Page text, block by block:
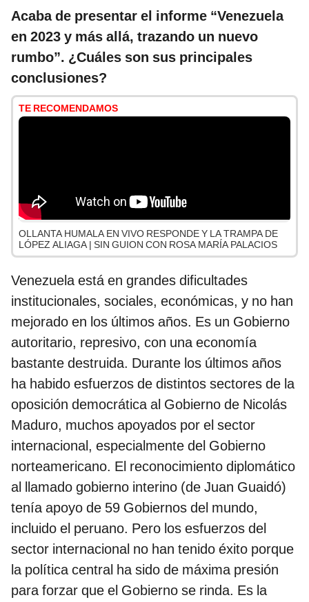
Acaba de presentar el informe “Venezuela
en 2023 y más allá, trazando un nuevo
rumbo”. ¿Cuáles son sus principales
conclusiones?
TE RECOMENDAMOS
OLLANTA HUMALA EN VIVO RESPONDE Y LA TRAMPA DE
LÓPEZ ALIAGA | SIN GUION CON ROSA MARÍA PALACIOS
Venezuela está en grandes dificultades
institucionales, sociales, económicas, y no han
mejorado en los últimos años. Es un Gobierno
autoritario, represivo, con una economía
bastante destruida. Durante los últimos años
ha habido esfuerzos de distintos sectores de la
oposición democrática al Gobierno de Nicolás
Maduro, muchos apoyados por el sector
internacional, especialmente del Gobierno
norteamericano. El reconocimiento diplomático
al llamado gobierno interino (de Juan Guaidó)
tenía apoyo de 59 Gobiernos del mundo,
incluido el peruano. Pero los esfuerzos del
sector internacional no han tenido éxito porque
la política central ha sido de máxima presión
para forzar que el Gobierno se rinda. Es la